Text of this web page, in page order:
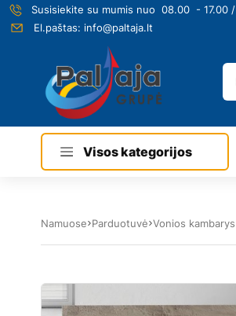
Susisiekite su mumis nuo 08.00 - 17.00 /
El.paštas: info@paltaja.lt
Visos kategorijos
Namuose Parduotuvė Vonios kambarys